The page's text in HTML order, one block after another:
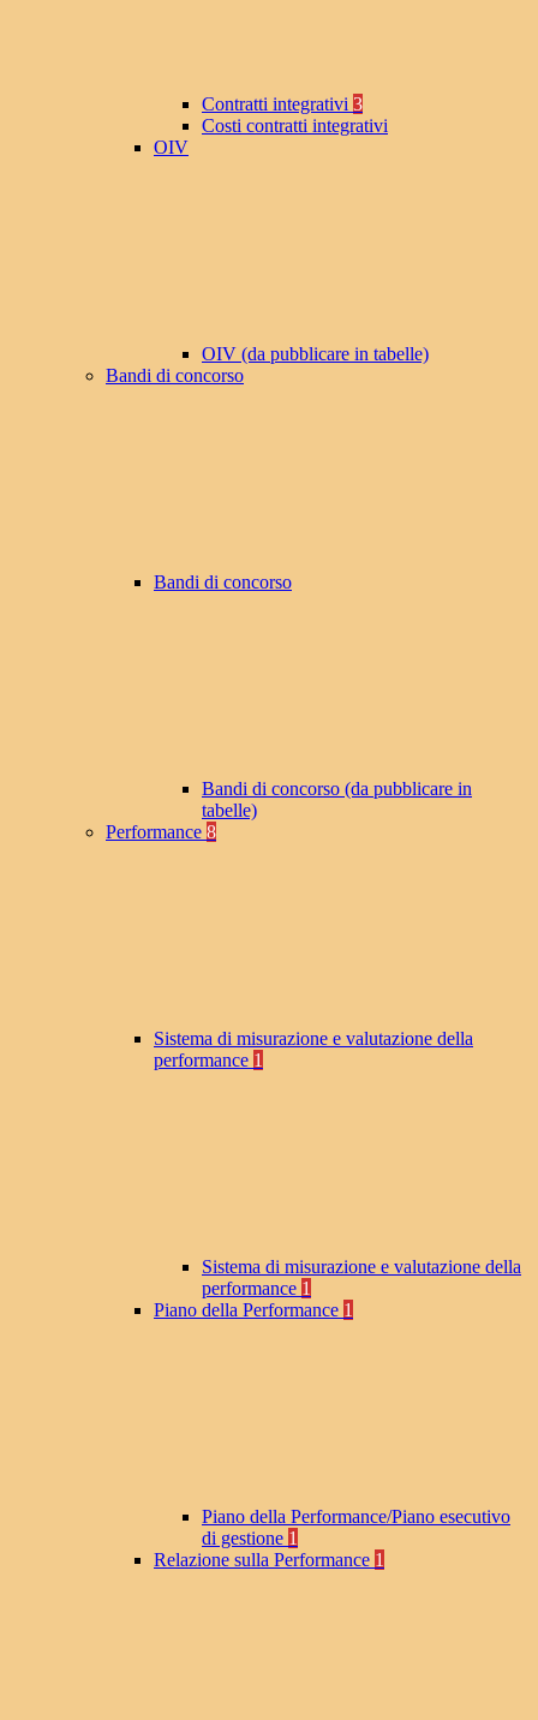
Contratti integrativi 3
Costi contratti integrativi
OIV
OIV (da pubblicare in tabelle)
Bandi di concorso
Bandi di concorso
Bandi di concorso (da pubblicare in
tabelle)
Performance 8
Sistema di misurazione e valutazione della
performance 1
Sistema di misurazione e valutazione della
performance 1
Piano della Performance 1
Piano della Performance/Piano esecutivo
di gestione 1
Relazione sulla Performance 1